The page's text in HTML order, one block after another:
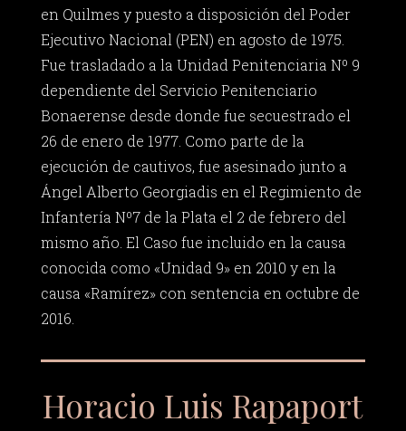
en Quilmes y puesto a disposición del Poder
Ejecutivo Nacional (PEN) en agosto de 1975.
Fue trasladado a la Unidad Penitenciaria Nº 9
dependiente del Servicio Penitenciario
Bonaerense desde donde fue secuestrado el
26 de enero de 1977. Como parte de la
ejecución de cautivos, fue asesinado junto a
Ángel Alberto Georgiadis en el Regimiento de
Infantería Nº7 de la Plata el 2 de febrero del
mismo año. El Caso fue incluido en la causa
conocida como «Unidad 9» en 2010 y en la
causa «Ramírez» con sentencia en octubre de
2016.
Horacio Luis Rapaport